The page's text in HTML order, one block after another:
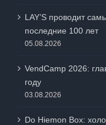
LAY’S проводит
последние 100 лет
05.08.2026
VendCamp 2026:
году
03.08.2026
Do Hiemon Box: